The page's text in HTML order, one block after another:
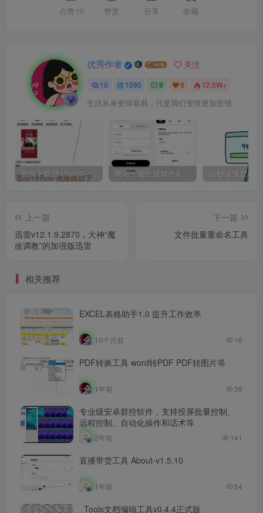
点赞 10 赞赏 分享 收藏
优秀作者 关注
10 1595 9 9 12.5W+
生活从未变得容易，只是我们变得更加坚强
朔风下载25110109 -磁力下载神器-去VIP限制版本 网站一键生成软件APP 完美版 同时支持打包html文件
上一篇
迅雷v12.1.9.2870，大神“魔
改调教”的加强版迅雷
下一篇
文件批量重命名工具
相关推荐
EXCEL表格助手1.0 提升工作效率
10个月前 16
PDF转换工具 word转PDF PDF转图片等
1年前 39
专业级安卓群控软件，支持投屏批量控制、
远程控制、自动化操作和话术等
2年前 141
直播带货工具 About-v1.5.10
1年前 54
_Tools文档编辑工具v0.4.4正式版